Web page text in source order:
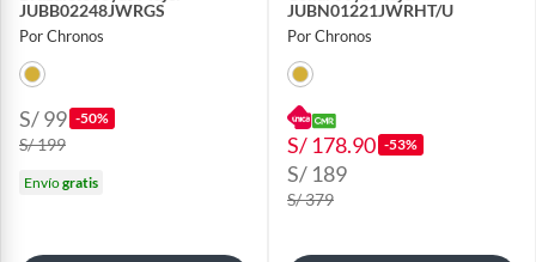
JUBB02248JWRGS
Por Chronos
S/ 99 -50%
S/ 199
Envíogratis
JUBN01221JWRHT/U
Por Chronos
S/ 178.90 -53%
S/ 189
S/ 379